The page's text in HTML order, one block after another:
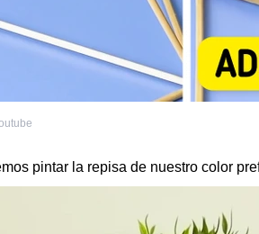
pintar la repisa de nuestro color